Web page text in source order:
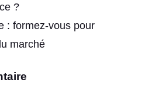
?
: formez-vous pour
marché